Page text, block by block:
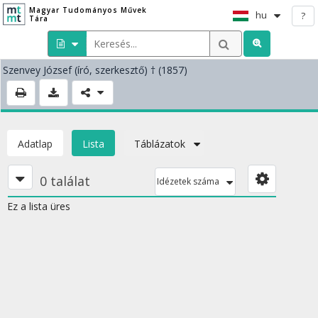
Magyar Tudományos Művek
Tára
hu ?
Szenvey József (író, szerkesztő) † (1857)
Adatlap Lista Táblázatok
0 találat Idézetek száma
Ez a lista üres